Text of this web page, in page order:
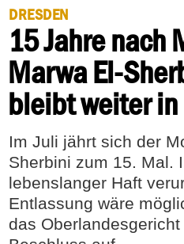
PANORAMA
FEUILLETON
DEBATTE
DRESDEN
15 Jahre nach
Marwa El-
bleibt weiter
Im Juli jährt sich der
Sherbini zum 15. Mal.
lebenslanger Haft
Entlassung wäre
das